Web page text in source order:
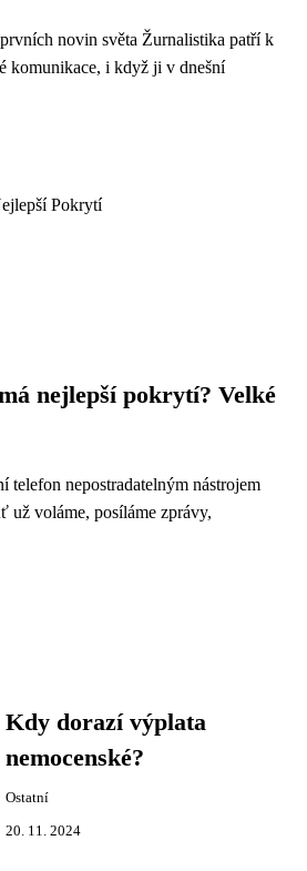
novin světa Žurnalistika patří k
komunikace, i když ji v dnešní
nejlepší pokrytí? Velké
telefon nepostradatelným nástrojem
už voláme, posíláme zprávy,
Kdy dorazí výplata
nemocenské?
Ostatní
20. 11. 2024